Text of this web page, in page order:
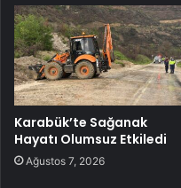
Karabük’te Sağanak
Hayatı Olumsuz Etkiledi
Ağustos 7, 2026